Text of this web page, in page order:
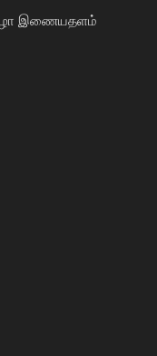
இணையதளம்